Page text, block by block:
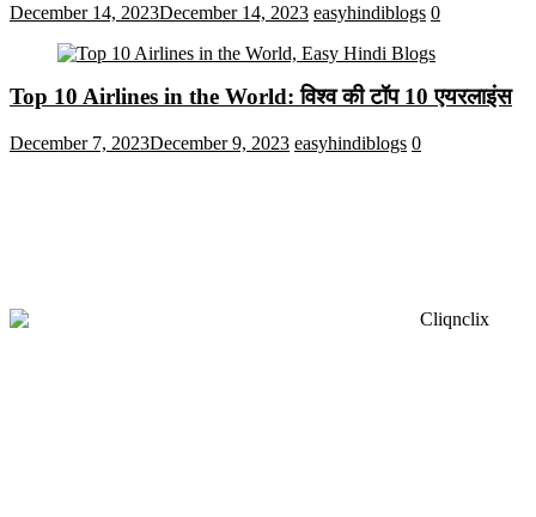
December 14, 2023December 14, 2023 easyhindiblogs 0
Top 10 Airlines in the World: विश्व की टॉप 10 एयरलाइंस
December 7, 2023December 9, 2023 easyhindiblogs 0